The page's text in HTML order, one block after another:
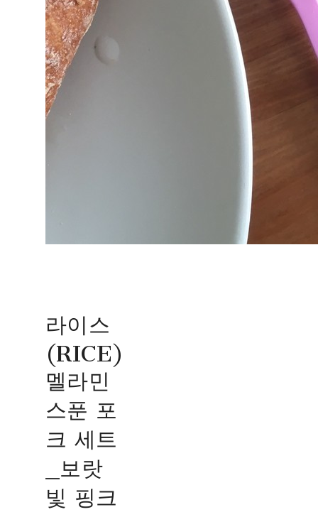
라이스
(RICE)
멜라민
스푼 포
크 세트
_보랏
빛 핑크